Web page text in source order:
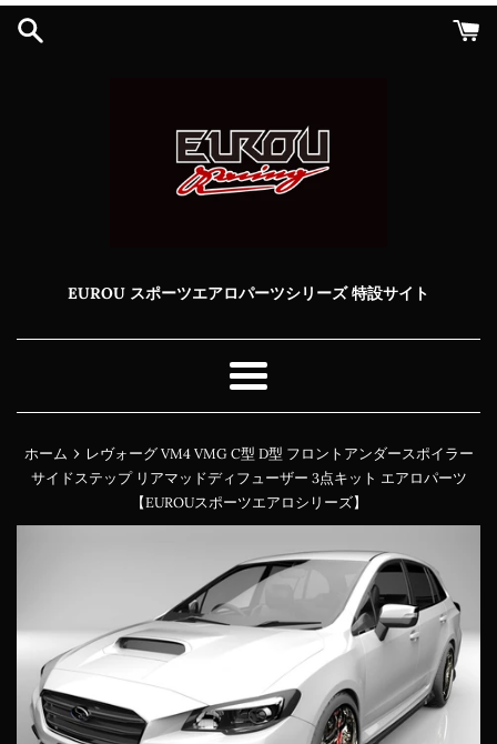
コ
EUROU スポーツエアロパーツシリーズ 特設サイト
メ
ニ
ー
ホーム › レヴォーグ VM4 VMG C型 D型 フロントアンダースポイラー
サイドステップ リアマッドディフューザー 3点キット エアロパーツ
【EUROUスポーツエアロシリーズ】